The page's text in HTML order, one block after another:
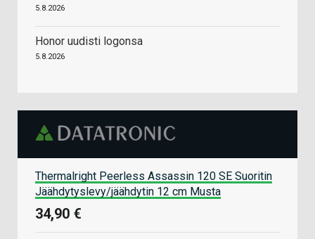
5.8.2026
Honor uudisti logonsa
5.8.2026
Thermalright Peerless Assassin 120 SE Suoritin
Jäähdytyslevy/jäähdytin 12 cm Musta
34,90 €